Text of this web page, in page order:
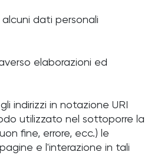
dati personali
elaborazioni ed
indirizzi in notazione URI
utilizzato nel sottoporre la
fine, errore, ecc.) le
e l'interazione in tali